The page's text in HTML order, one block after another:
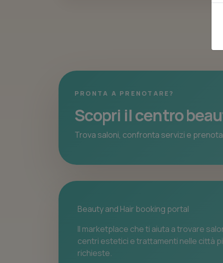
PRONTA A PRENOTARE?
Scopri il centro
Trova saloni, confronta servizi e
Beauty and Hair booking portal
Il marketplace che ti aiuta a trovare
centri estetici e trattamenti nelle città
richieste.